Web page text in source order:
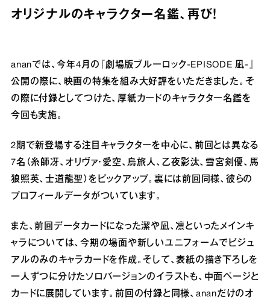
オリジナルのキャラクター名鑑、再び！
ananでは、今年4月の『劇場版ブルーロック-EPISODE 凪-』
公開の際に、映画の特集を組み大好評をいただきました。そ
の際に付録としてつけた、厚紙カードのキャラクター名鑑を
今回も実施。
2期で新登場する注目キャラクターを中心に、前回とは異なる
7名（糸師冴、オリヴァ・愛空、烏旅人、乙夜影汰、雪宮剣優、馬
狼照英、士道龍聖）をピックアップ。裏には前回同様、彼らの
プロフィールデータがついています。
また、前回データカードになった潔や凪、凛といったメインキ
ャラについては、今期の場面や新しいユニフォームでビジュ
アルのみのキャラカードを作成。そして、表紙の描き下ろしを
一人ずつに分けたソロバージョンのイラストも、中面ページと
カードに展開しています。前回の付録と同様、ananだけのオ